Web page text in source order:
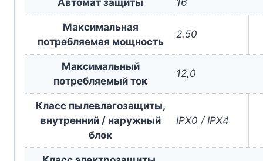
Максимальная
потребляемая мощность
2.50
Максимальный
потребляемый ток
12,0
Класс пылевлагозащиты,
внутренний / наружный
блок
IPX0 / IPX4